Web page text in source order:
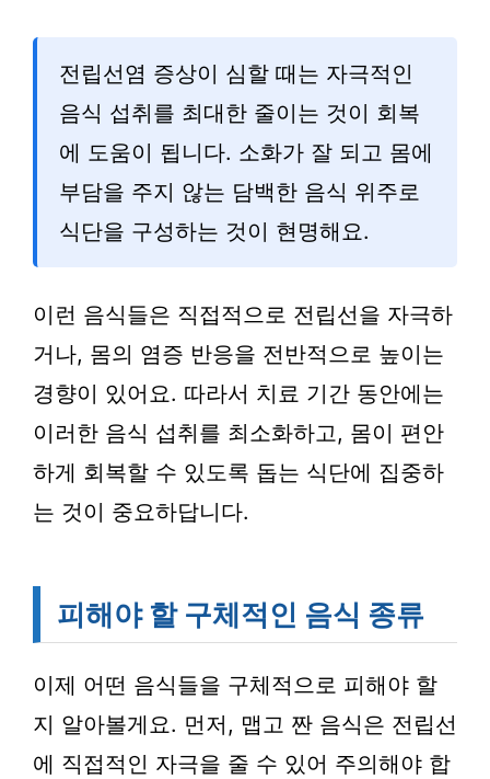
전립선염 증상이 심할 때는 자극적인
음식 섭취를 최대한 줄이는 것이 회복
에 도움이 됩니다. 소화가 잘 되고 몸에
부담을 주지 않는 담백한 음식 위주로
식단을 구성하는 것이 현명해요.
이런 음식들은 직접적으로 전립선을 자극하
거나, 몸의 염증 반응을 전반적으로 높이는
경향이 있어요. 따라서 치료 기간 동안에는
이러한 음식 섭취를 최소화하고, 몸이 편안
하게 회복할 수 있도록 돕는 식단에 집중하
는 것이 중요하답니다.
피해야 할 구체적인 음식 종류
이제 어떤 음식들을 구체적으로 피해야 할
지 알아볼게요. 먼저, 맵고 짠 음식은 전립선
에 직접적인 자극을 줄 수 있어 주의해야 합